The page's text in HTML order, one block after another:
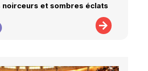
noirceurs et sombres éclats